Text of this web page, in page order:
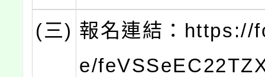
(三) 報名連結：https://
e/